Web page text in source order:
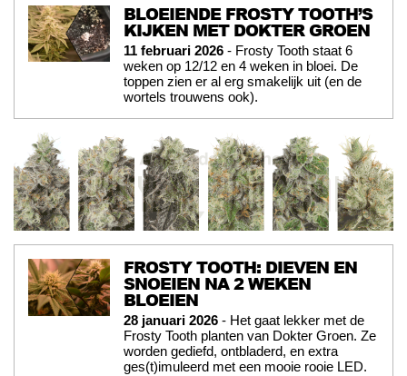
BLOEIENDE FROSTY TOOTH’S
KIJKEN MET DOKTER GROEN
11 februari 2026 - Frosty Tooth staat 6
weken op 12/12 en 4 weken in bloei. De
toppen zien er al erg smakelijk uit (en de
wortels trouwens ook).
FROSTY TOOTH: DIEVEN EN
SNOEIEN NA 2 WEKEN
BLOEIEN
28 januari 2026 - Het gaat lekker met de
Frosty Tooth planten van Dokter Groen. Ze
worden gediefd, ontbladerd, en extra
ges(t)imuleerd met een mooie rooie LED.